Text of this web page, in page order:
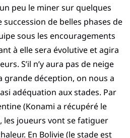
peu le miner sur quelques
succession de belles phases de
sous les encouragements
à elle sera évolutive et agira
S’il n’y aura pas de neige
grande déception, on nous a
adéquation aux stades. Par
(Konami a récupéré le
joueurs vont se fatiguer
En Bolivie (le stade est